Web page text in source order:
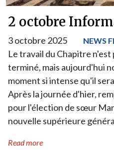
2 octobre
3 octobre 2025 NEWS
Le travail du Chapitre
terminé, mais aujourd'hui
moment si intense qu'il
Après la journée d'hier,
pour l'élection de sœur
nouvelle supérieure
Read more